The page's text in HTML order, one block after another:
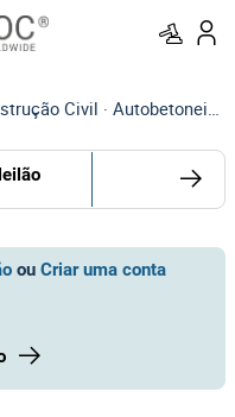
Equipamentos para a Construção Civil · Autobetoneiras | MOTA-ENGIL
ou Criar uma conta